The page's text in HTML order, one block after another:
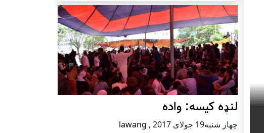
لنډه کیسه: واده
چهار شنبه19 جولای 2017 ,
lawang